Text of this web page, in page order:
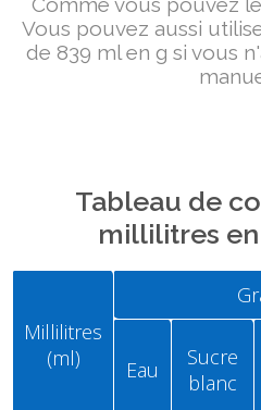
Vous pouvez aussi
de 839 ml en g si vous
Tableau de
millilitres
Millilitres
(ml)
Eau
Sucre
blanc